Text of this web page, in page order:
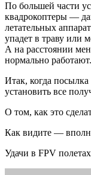
По большей части
квадрокоптеры —
летательных
упадет в траву или
А на расстоянии
нормально работают.
Итак, когда
установить все
О том, как это
Как видите —
Удачи в FPV